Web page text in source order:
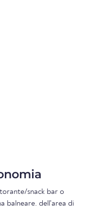
snack bar o
balneare. dell'area di